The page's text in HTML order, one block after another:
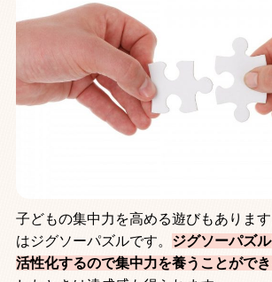
子どもの集中力を高める遊びもありま
はジグソーパズルです。 ジグソーパズ
活性化するので集中力を養うことができ